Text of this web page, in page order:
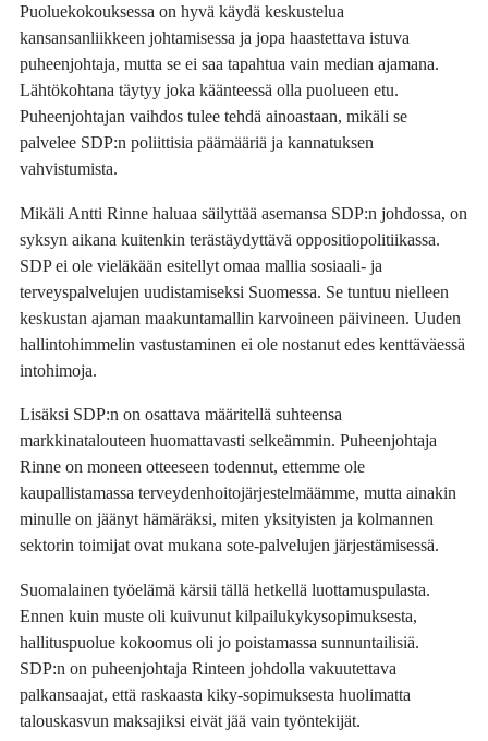
Puoluekokouksessa on hyvä käydä keskustelua
kansansanliikkeen johtamisessa ja jopa haastettava istuva
puheenjohtaja, mutta se ei saa tapahtua vain median ajamana.
Lähtökohtana täytyy joka käänteessä olla puolueen etu.
Puheenjohtajan vaihdos tulee tehdä ainoastaan, mikäli se
palvelee SDP:n poliittisia päämääriä ja kannatuksen
vahvistumista.
Mikäli Antti Rinne haluaa säilyttää asemansa SDP:n johdossa, on
syksyn aikana kuitenkin terästäydyttävä oppositiopolitiikassa.
SDP ei ole vieläkään esitellyt omaa mallia sosiaali- ja
terveyspalvelujen uudistamiseksi Suomessa. Se tuntuu nielleen
keskustan ajaman maakuntamallin karvoineen päivineen. Uuden
hallintohimmelin vastustaminen ei ole nostanut edes kenttäväessä
intohimoja.
Lisäksi SDP:n on osattava määritellä suhteensa
markkinatalouteen huomattavasti selkeämmin. Puheenjohtaja
Rinne on moneen otteeseen todennut, ettemme ole
kaupallistamassa terveydenhoitojärjestelmäämme, mutta ainakin
minulle on jäänyt hämäräksi, miten yksityisten ja kolmannen
sektorin toimijat ovat mukana sote-palvelujen järjestämisessä.
Suomalainen työelämä kärsii tällä hetkellä luottamuspulasta.
Ennen kuin muste oli kuivunut kilpailukykysopimuksesta,
hallituspuolue kokoomus oli jo poistamassa sunnuntailisiä.
SDP:n on puheenjohtaja Rinteen johdolla vakuutettava
palkansaajat, että raskaasta kiky-sopimuksesta huolimatta
talouskasvun maksajiksi eivät jää vain työntekijät.